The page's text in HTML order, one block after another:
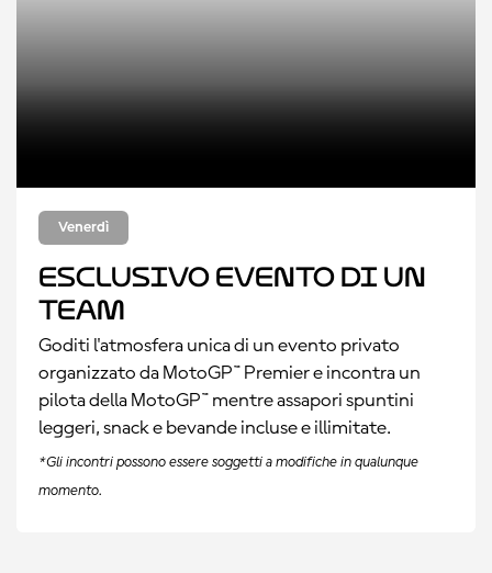
Venerdì
Esclusivo evento di un
team
Goditi l'atmosfera unica di un evento privato
organizzato da MotoGP™ Premier e incontra un
pilota della MotoGP™ mentre assapori spuntini
leggeri, snack e bevande incluse e illimitate.
*Gli incontri possono essere soggetti a modifiche in qualunque
momento.